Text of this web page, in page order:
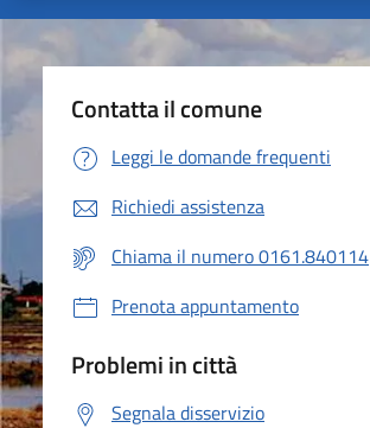
Contatta il comune
Leggi le domande frequenti
Richiedi assistenza
Chiama il numero 0161.840114
Prenota appuntamento
Problemi in città
Segnala disservizio